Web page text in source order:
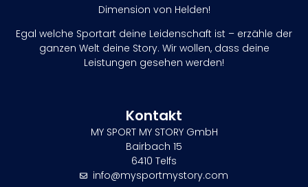
Dimension von Helden!
Egal welche Sportart deine Leidenschaft ist – erzähle der
ganzen Welt deine Story. Wir wollen, dass deine
Leistungen gesehen werden!
Kontakt
MY SPORT MY STORY GmbH
Bairbach 15
6410 Telfs
info@mysportmystory.com